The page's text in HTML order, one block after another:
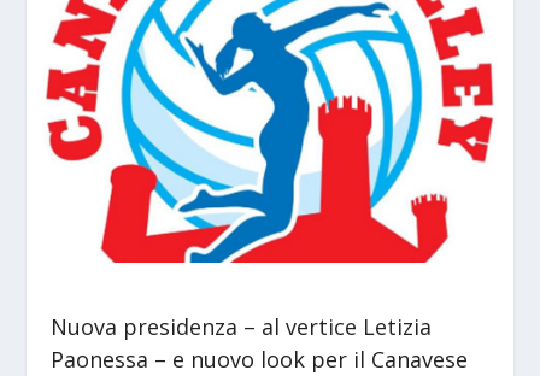
Nuova presidenza – al vertice Letizia
Paonessa – e nuovo look per il Canavese